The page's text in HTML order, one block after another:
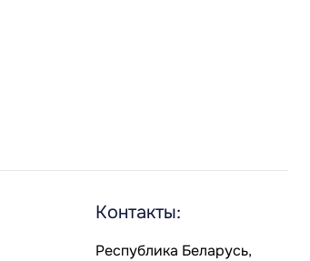
Контакты:
Республика Беларусь,